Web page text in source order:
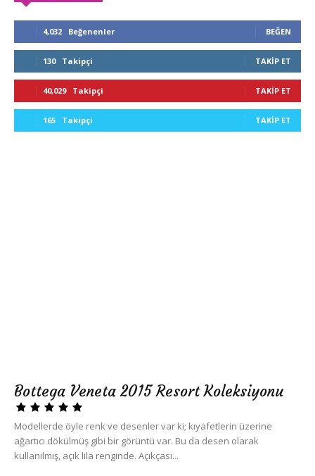
4,032 Beğenenler BEĞEN
130 Takipçi TAKIP ET
40,029 Takipçi TAKIP ET
165 Takipçi TAKIP ET
Bottega Veneta 2015 Resort Koleksiyonu
Modellerde öyle renk ve desenler var ki; kıyafetlerin üzerine
ağartıcı dökülmüş gibi bir görüntü var. Bu da desen olarak
kullanılmış, açık lila renginde. Açıkçası...